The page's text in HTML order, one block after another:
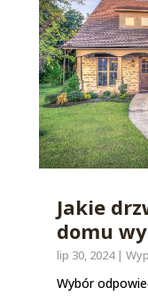
Jakie
domu
lip 30, 2024|
Wybór